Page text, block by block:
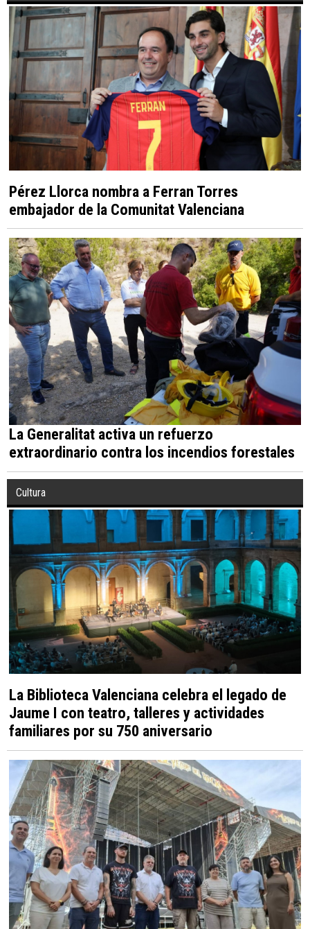
Pérez Llorca nombra a Ferran Torres
embajador de la Comunitat Valenciana
La Generalitat activa un refuerzo
extraordinario contra los incendios forestales
Cultura
La Biblioteca Valenciana celebra el legado de
Jaume I con teatro, talleres y actividades
familiares por su 750 aniversario